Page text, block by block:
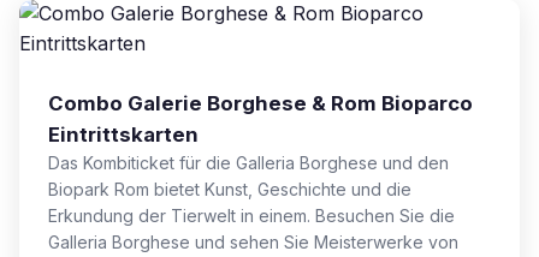
Combo Galerie Borghese & Rom Bioparco
Eintrittskarten
Das Kombiticket für die Galleria Borghese und den
Biopark Rom bietet Kunst, Geschichte und die
Erkundung der Tierwelt in einem. Besuchen Sie die
Galleria Borghese und sehen Sie Meisterwerke von